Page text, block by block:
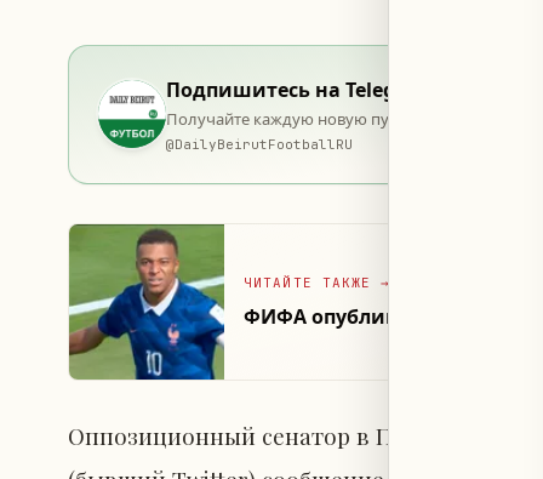
Подпишитесь на Telegram
Получайте каждую новую публикацию в момент
@DailyBeirutFootballRU
ЧИТАЙТЕ ТАКЖЕ →
ФИФА опубликовала список
Оппозиционный сенатор в Парагвайском